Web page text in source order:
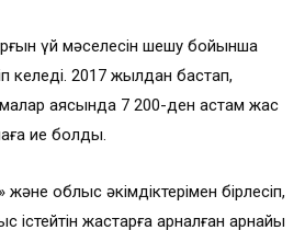
үй мәселесін шешу бойынша
келеді. 2017 жылдан бастап,
аясында 7 200-ден астам жас
ие болды.
облыс әкімдіктерімен бірлесіп,
істейтін жастарға арналған арнайы